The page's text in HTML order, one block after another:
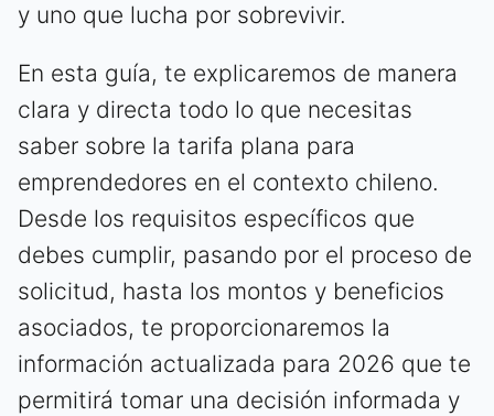
y uno que lucha por sobrevivir.
En esta guía, te explicaremos de manera
clara y directa todo lo que necesitas
saber sobre la tarifa plana para
emprendedores en el contexto chileno.
Desde los requisitos específicos que
debes cumplir, pasando por el proceso de
solicitud, hasta los montos y beneficios
asociados, te proporcionaremos la
información actualizada para 2026 que te
permitirá tomar una decisión informada y